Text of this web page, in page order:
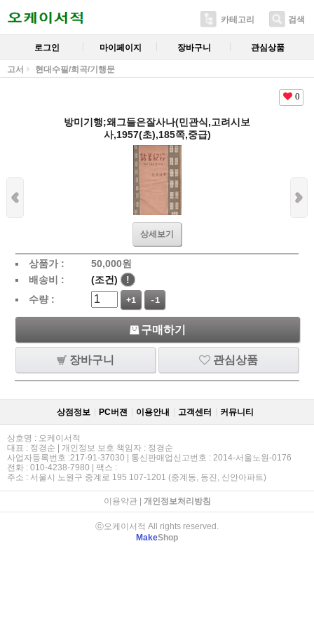
카테고리 검색
로그인 마이페이지 장바구니 관심상품
고서 현대수필/희곡/기행문
0
방미기행;왜그들은잘사나(민관식,고려시보
사,1957(초),185쪽,중급)
상세보기
상품가 : 50,000원
배송비 :
(조건)
!
수량 :
+1 -1
구매하기
장바구니 관심상품
상점정보 PC버젼 이용안내 고객센터 커뮤니티
상호명 : 오케이서적
대표 : 정경순 | 개인정보 보호 책임자 : 정경순
사업자등록번호 :217-91-37030 | 통신판매업신고번호 : 2014-서울노원-0176
전화 : 010-4238-7980 | 팩스 :
주소 : 서울시 노원구 중계로 195 107-1201 (중계동, 동진, 신안아파트)
이용약관| 개인정보처리방침
ⓒ오케이서적 All rights reserved.
MakeShop